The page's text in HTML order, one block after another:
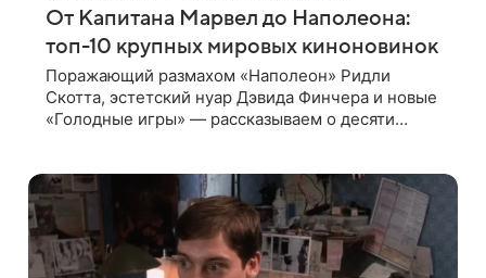
От Капитана Марвел до Наполеона:
топ-10 крупных мировых киноновинок
Поражающий размахом «Наполеон» Ридли
Скотта, эстетский нуар Дэвида Финчера и новые
«Голодные игры» — рассказываем о десяти
Баллада